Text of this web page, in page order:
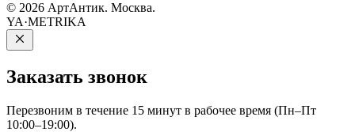
© 2026 АртАнтик. Москва.
YA·METRIKA
Заказать звонок
Перезвоним в течение 15 минут в рабочее время (Пн–Пт
10:00–19:00).